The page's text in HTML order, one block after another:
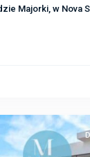
Majorki, w Nova